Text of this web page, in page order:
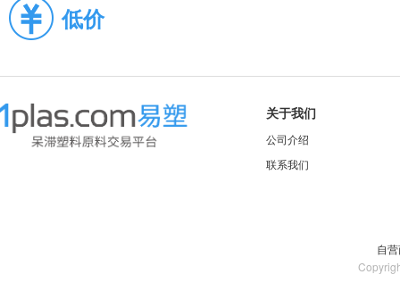
低价
关于我们
公司介绍
联系我们
自